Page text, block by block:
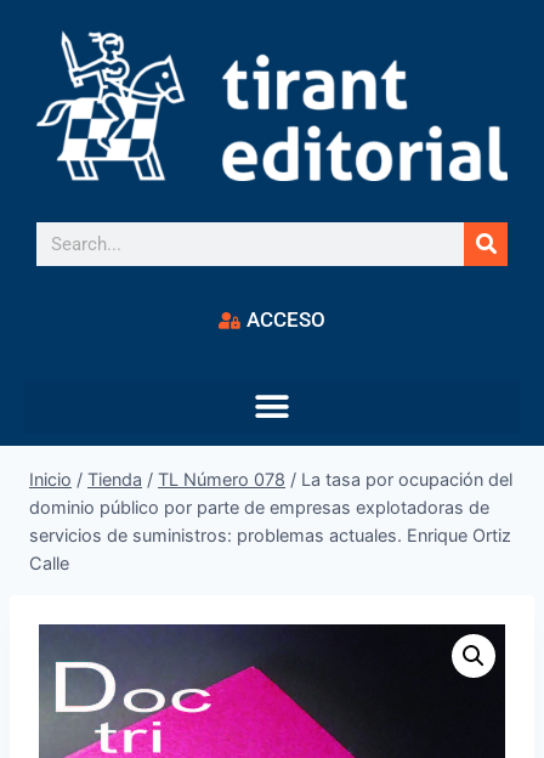
ACCESO
Inicio / Tienda / TL Número 078 / La tasa por ocupación del
dominio público por parte de empresas explotadoras de
servicios de suministros: problemas actuales. Enrique Ortiz
Calle